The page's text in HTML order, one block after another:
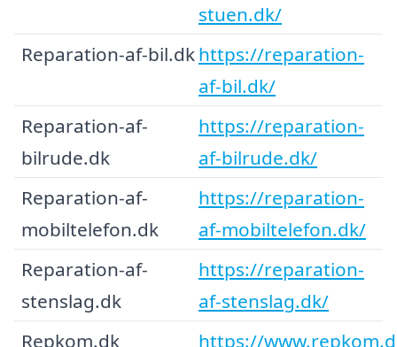
stuen.dk/
Reparation-af-bil.dkhttps://reparation-
af-bil.dk/
Reparation-af-
bilrude.dk
https://reparation-
af-bilrude.dk/
Reparation-af-
mobiltelefon.dk
https://reparation-
af-mobiltelefon.dk/
Reparation-af-
stenslag.dk
https://reparation-
af-stenslag.dk/
Repkom.dk
https://